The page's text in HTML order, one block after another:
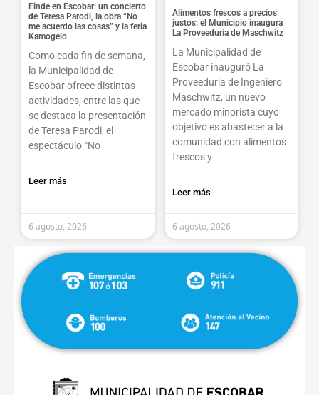
Finde en Escobar: un concierto
de Teresa Parodi, la obra “No
me acuerdo las cosas” y la feria
Kamogelo
Como cada fin de semana,
la Municipalidad de
Escobar ofrece distintas
actividades, entre las que
se destaca la presentación
de Teresa Parodi, el
espectáculo “No
Leer más
6 agosto, 2026
Alimentos frescos a precios
justos: el Municipio inaugura
La Proveeduría de Maschwitz
La Municipalidad de
Escobar inauguró La
Proveeduría de Ingeniero
Maschwitz, un nuevo
mercado minorista cuyo
objetivo es abastecer a la
comunidad con alimentos
frescos y
Leer más
6 agosto, 2026